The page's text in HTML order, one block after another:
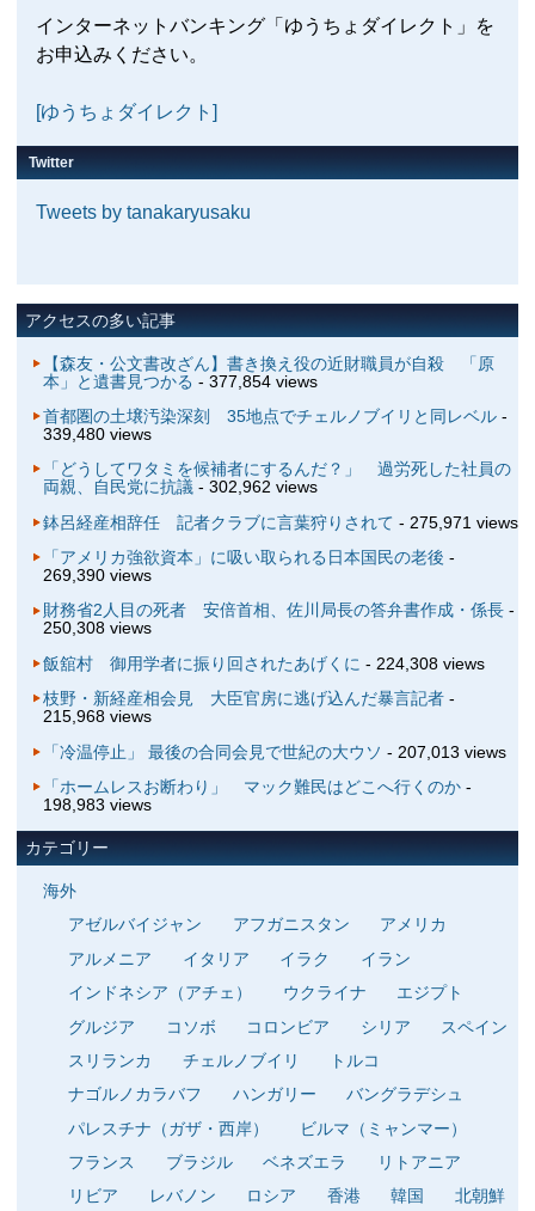
インターネットバンキング「ゆうちょダイレクト」を
お申込みください。
[ゆうちょダイレクト]
Twitter
Tweets by tanakaryusaku
アクセスの多い記事
【森友・公文書改ざん】書き換え役の近財職員が自殺 「原
本」と遺書見つかる - 377,854 views
首都圏の土壌汚染深刻 35地点でチェルノブイリと同レベル-
339,480 views
「どうしてワタミを候補者にするんだ？」 過労死した社員の
両親、自民党に抗議- 302,962 views
鉢呂経産相辞任 記者クラブに言葉狩りされて - 275,971 views
「アメリカ強欲資本」に吸い取られる日本国民の老後 -
269,390 views
財務省2人目の死者 安倍首相、佐川局長の答弁書作成・係長-
250,308 views
飯舘村 御用学者に振り回されたあげくに - 224,308 views
枝野・新経産相会見 大臣官房に逃げ込んだ暴言記者-
215,968 views
「冷温停止」 最後の合同会見で世紀の大ウソ - 207,013 views
「ホームレスお断わり」 マック難民はどこへ行くのか-
198,983 views
カテゴリー
海外
アゼルバイジャン
アフガニスタン
アメリカ
アルメニア
イタリア イラク
イラン
インドネシア（アチェ）
ウクライナ
エジプト
グルジア
コソボ コロンビア シリア
スペイン
スリランカ
チェルノブイリ
トルコ
ナゴルノカラバフ
ハンガリー
バングラデシュ
パレスチナ（ガザ・西岸）
ビルマ（ミャンマー）
フランス
ブラジル ベネズエラ
リトアニア
リビア
レバノン ロシア 香港 韓国 北朝鮮